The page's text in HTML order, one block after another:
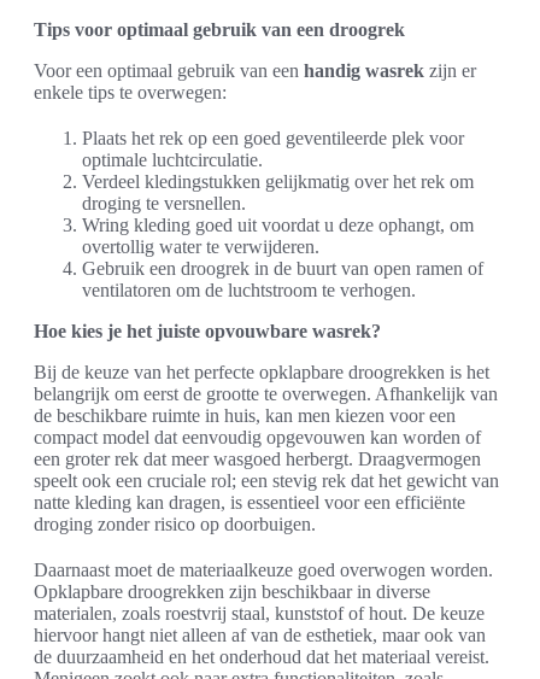
Tips voor optimaal gebruik van een droogrek
Voor een optimaal gebruik van een handig wasrek zijn er
enkele tips te overwegen:
Plaats het rek op een goed geventileerde plek voor
optimale luchtcirculatie.
Verdeel kledingstukken gelijkmatig over het rek om
droging te versnellen.
Wring kleding goed uit voordat u deze ophangt, om
overtollig water te verwijderen.
Gebruik een droogrek in de buurt van open ramen of
ventilatoren om de luchtstroom te verhogen.
Hoe kies je het juiste opvouwbare wasrek?
Bij de keuze van het perfecte opklapbare droogrekken is het
belangrijk om eerst de grootte te overwegen. Afhankelijk van
de beschikbare ruimte in huis, kan men kiezen voor een
compact model dat eenvoudig opgevouwen kan worden of
een groter rek dat meer wasgoed herbergt. Draagvermogen
speelt ook een cruciale rol; een stevig rek dat het gewicht van
natte kleding kan dragen, is essentieel voor een efficiënte
droging zonder risico op doorbuigen.
Daarnaast moet de materiaalkeuze goed overwogen worden.
Opklapbare droogrekken zijn beschikbaar in diverse
materialen, zoals roestvrij staal, kunststof of hout. De keuze
hiervoor hangt niet alleen af van de esthetiek, maar ook van
de duurzaamheid en het onderhoud dat het materiaal vereist.